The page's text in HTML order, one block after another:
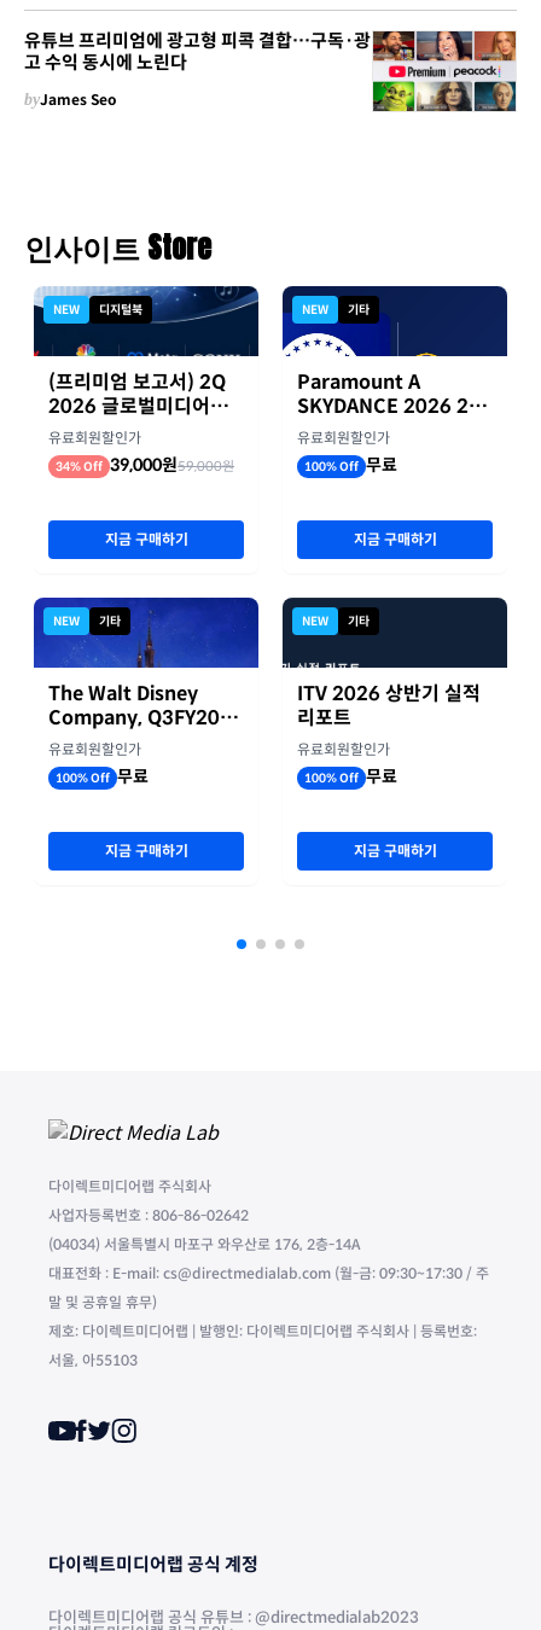
유튜브 프리미엄에 광고형 피콕 결합…구독·광
고 수익 동시에 노린다
byJames Seo
인사이트 Store
NEW 디지털북
(프리미엄 보고서) 2Q
2026 글로벌미디어기
업 실적 종합 보고서
유료회원할인가
34% Off 39,000원59,000원
지금 구매하기
NEW 기타
The Walt Disney
Company, Q3FY2026
실적자료
유료회원할인가
100% Off 무료
지금 구매하기
NEW 기타
Paramount A
SKYDANCE 2026 2분
기 실적
유료회원할인가
100% Off 무료
지금 구매하기
NEW 기타
ITV 2026 상반기 실적
리포트
유료회원할인가
100% Off 무료
지금 구매하기
다이렉트미디어랩 주식회사
사업자등록번호 : 806-86-02642
(04034) 서울특별시 마포구 와우산로 176, 2층-14A
대표전화 : E-mail: cs@directmedialab.com (월-금: 09:30~17:30 / 주
말 및 공휴일 휴무)
제호: 다이렉트미디어랩 | 발행인: 다이렉트미디어랩 주식회사 | 등록번호:
서울, 아55103
다이렉트미디어랩 공식 계정
다이렉트미디어랩 공식 유튜브 : @directmedialab2023